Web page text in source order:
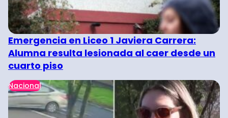
Emergencia en Liceo 1 Javiera Carrera:
Alumna resulta lesionada al caer desde un
cuarto piso
Nacional